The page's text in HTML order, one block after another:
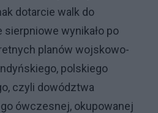
dotarcie walk do
wynikało po
planów wojskowo-
polskiego
czyli dowództwa
ówczesnej, okupowanej